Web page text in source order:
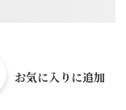
お気に入りに追加